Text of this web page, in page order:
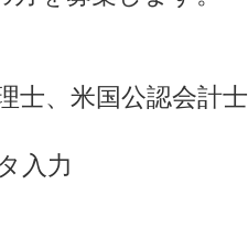
士、米国公認会計
入力